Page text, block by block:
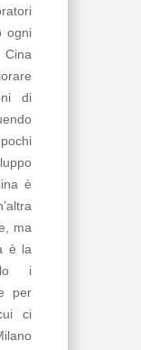
ogni
di
è
ma
è la
i
per
ci